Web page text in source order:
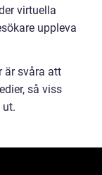
virtuella
uppleva
är svåra att
så viss